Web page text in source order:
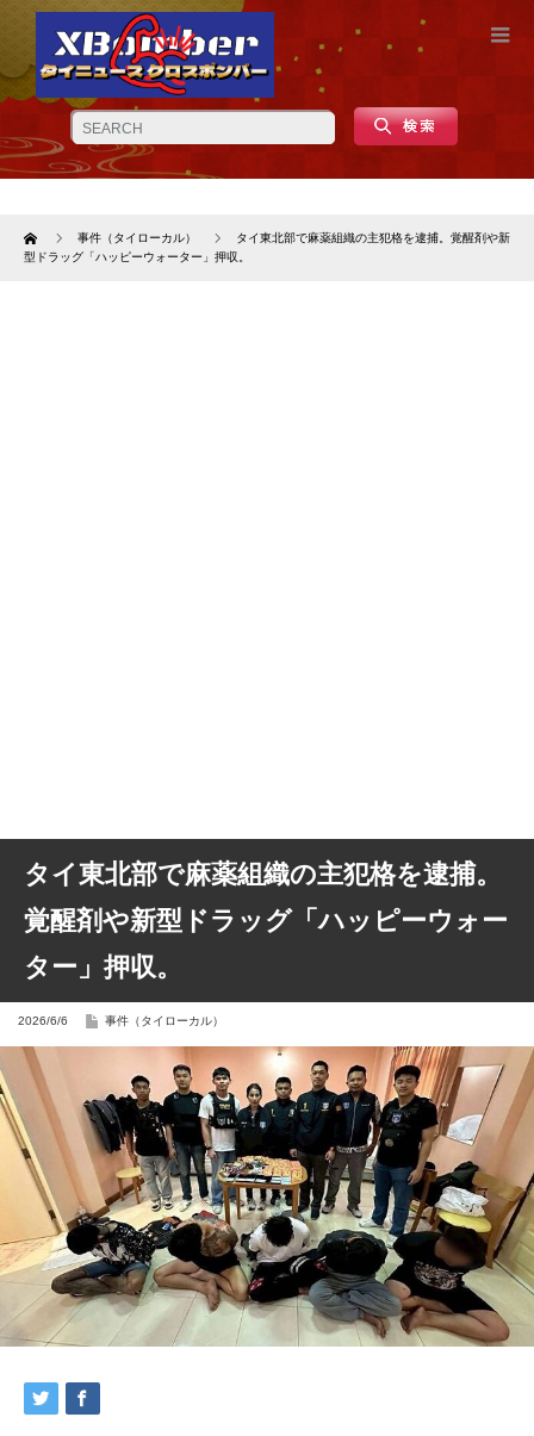
Home 事件（タイローカル）
タイ東北部で麻薬組織の主犯格を逮捕。覚醒剤や新
型ドラッグ「ハッピーウォーター」押収。
タイ東北部で麻薬組織の主犯格を逮捕。
覚醒剤や新型ドラッグ「ハッピーウォー
ター」押収。
2026/6/6 事件（タイローカル）